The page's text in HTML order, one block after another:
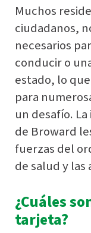
Muchos
ciudadanos,
necesarios
conducir o
estado, lo
para
un desafío.
de Broward
fuerzas del
de salud y las
¿Cuáles
tarjeta?